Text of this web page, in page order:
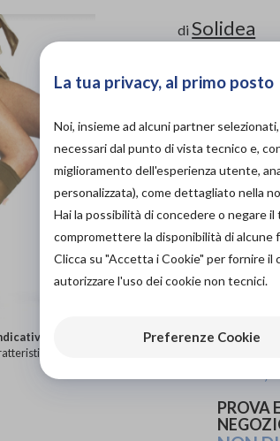
del prodotto.
diSolidea
Codice OTGP:
Gambaletto
dinamismo e
graduata, 15/
da
elastico che
antistress.
antimicrobico.
PROVA
PROVA
La tua privacy, al primo posto
Noi, insieme ad alcuni partner
necessari dal punto di vista tecnico e,
miglioramento dell'esperienza utente,
personalizzata), come dettagliato nella
Hai la possibilità di concedere o negare
compromettere la disponibilità di alcune
Clicca su "Accetta i Cookie" per fornire il
autorizzare l'uso dei cookie non tecnici.
Preferenze Cookie